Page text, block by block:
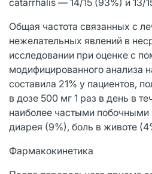
Общая частота связанных с
нежелательных явлений в
исследовании при оценке с
модифицированного анализа
составила 21% у пациентов,
в дозе 500 мг 1 раз в день в
наиболее частыми
диарея (9%), боль в животе
Фармакокинетика